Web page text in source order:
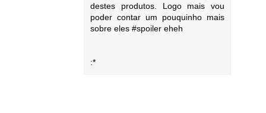
destes produtos. Logo mais vou
poder contar um pouquinho mais
sobre eles #spoiler eheh
:*